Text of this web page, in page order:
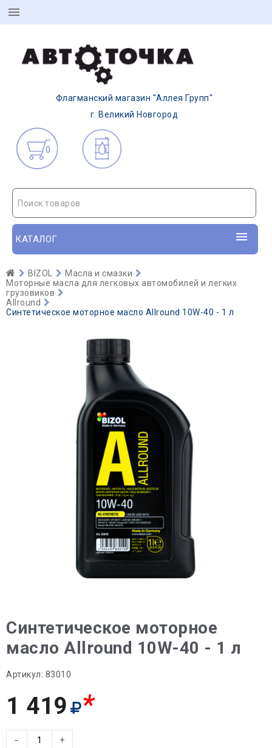
Флагманский магазин "Аллея Групп"
г. Великий Новгород
0
Поиск товаров
КАТАЛОГ
BIZOL
Масла и смазки
Моторные масла для легковых автомобилей и легких
грузовиков
Allround
Синтетическое моторное масло Allround 10W-40 - 1 л
Синтетическое моторное
масло Allround 10W-40 - 1 л
Артикул: 83010
1 419 *
− +